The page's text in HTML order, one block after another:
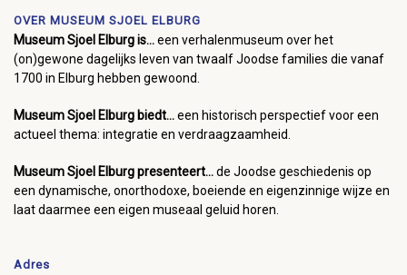
OVER MUSEUM SJOEL ELBURG
Museum Sjoel Elburg is...een verhalenmuseum over het
(on)gewone dagelijks leven van twaalf Joodse families die vanaf
1700 in Elburg hebben gewoond.
Museum Sjoel Elburg biedt...een historisch perspectief voor een
actueel thema: integratie en verdraagzaamheid.
Museum Sjoel Elburg presenteert...de Joodse geschiedenis op
een dynamische, onorthodoxe, boeiende en eigenzinnige wijze en
laat daarmee een eigen museaal geluid horen.
Adres